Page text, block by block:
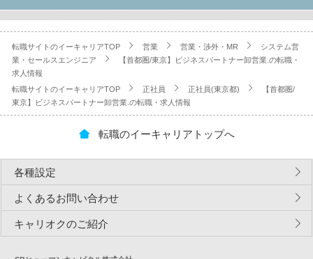
転職サイトのイーキャリアTOP 営業 営業・渉外・MR
システム営
業・セールスエンジニア
【首都圏/東京】ビジネスパートナー卸営業.の転職・
求人情報
転職サイトのイーキャリアTOP
正社員 正社員(東京都)
【首都圏/
東京】ビジネスパートナー卸営業.の転職・求人情報
転職のイーキャリアトップへ
各種設定
よくあるお問い合わせ
キャリオクのご紹介